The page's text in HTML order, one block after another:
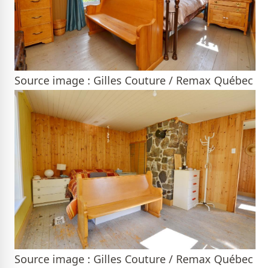
Source image : Gilles Couture / Remax Québec
Source image : Gilles Couture / Remax Québec